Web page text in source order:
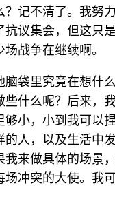
记不清了。我努
议集会，但这只
战争在继续啊。
袋里究竟在想什
什么呢？后来，
小，小到我可以
人，以及生活中
来做具体的场景
冲突的大使。我